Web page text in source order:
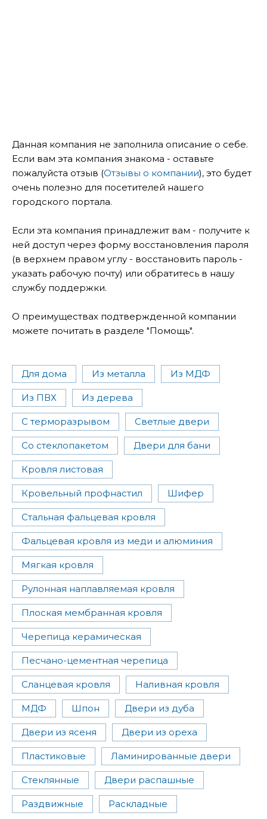
Данная компания не заполнила описание о себе.
Если вам эта компания знакома - оставьте
пожалуйста отзыв (Отзывы о компании), это будет
очень полезно для посетителей нашего
городского портала.
Если эта компания принадлежит вам - получите к
ней доступ через форму восстановления пароля
(в верхнем правом углу - восстановить пароль -
указать рабочую почту) или обратитесь в нашу
службу поддержки.
О преимуществах подтвержденной компании
можете почитать в разделе "Помощь".
Для дома Из металла Из МДФ
Из ПВХ Из дерева
С терморазрывом Светлые двери
Со стеклопакетом Двери для бани
Кровля листовая
Кровельный профнастил Шифер
Стальная фальцевая кровля
Фальцевая кровля из меди и алюминия
Мягкая кровля
Рулонная наплавляемая кровля
Плоская мембранная кровля
Черепица керамическая
Песчано-цементная черепица
Сланцевая кровля Наливная кровля
МДФ Шпон Двери из дуба
Двери из ясеня Двери из ореха
Пластиковые Ламинированные двери
Стеклянные Двери распашные
Раздвижные Раскладные